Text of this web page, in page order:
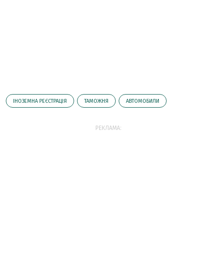
ІНОЗЕМНА РЕЄСТРАЦІЯ ТАМОЖНЯ АВТОМОБИЛИ
РЕКЛАМА: